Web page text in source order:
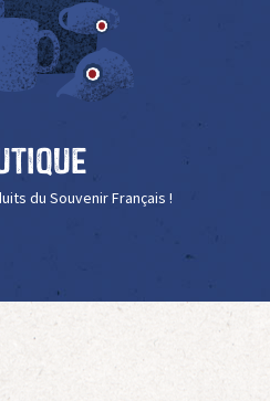
du Souvenir Français !